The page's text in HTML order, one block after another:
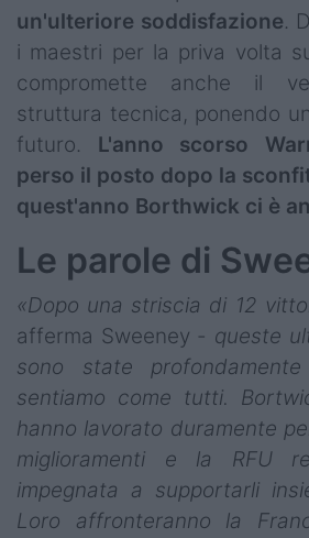
un'ulteriore soddisfazione.
i maestri per la priva volta
compromette anche il
struttura tecnica, ponendo
futuro. L'anno scorso
perso il posto dopo la
quest'anno Borthwick ci è
Le parole di
«Dopo una striscia di 12
afferma Sweeney - queste
sono state
sentiamo come tutti.
hanno lavorato duramente
miglioramenti e la RFU
impegnata a supportarli
Loro affronteranno la